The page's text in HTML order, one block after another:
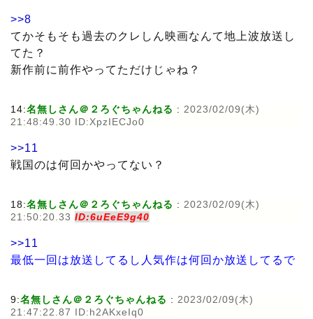
>>8
てかそもそも過去のクレしん映画なんて地上波放送し
てた？
新作前に前作やってただけじゃね？
14:名無しさん＠２ろぐちゃんねる : 2023/02/09(木)
21:48:49.30 ID:XpzIECJo0
>>11
戦国のは何回かやってない？
18:名無しさん＠２ろぐちゃんねる : 2023/02/09(木)
21:50:20.33 ID:6uEeE9g40
>>11
最低一回は放送してるし人気作は何回か放送してるで
9:名無しさん＠２ろぐちゃんねる : 2023/02/09(木)
21:47:22.87 ID:h2AKxeIq0